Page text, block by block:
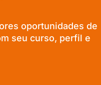
oportunidades de
seu curso, perfil e